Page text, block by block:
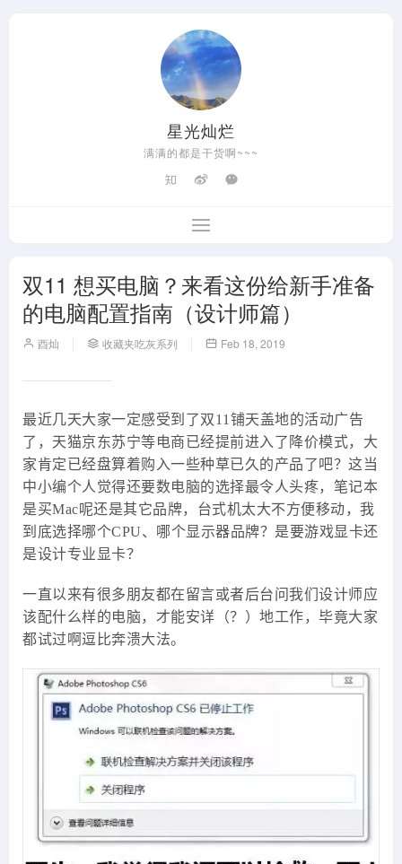
星光灿烂
满满的都是干货啊~~~
双11 想买电脑？来看这份给新手准备
的电脑配置指南（设计师篇）
酉灿 收藏夹吃灰系列 Feb 18, 2019
最近几天大家一定感受到了双11铺天盖地的活动广告
了，天猫京东苏宁等电商已经提前进入了降价模式，大
家肯定已经盘算着购入一些种草已久的产品了吧？这当
中小编个人觉得还要数电脑的选择最令人头疼，笔记本
是买Mac呢还是其它品牌，台式机太大不方便移动，我
到底选择哪个CPU、哪个显示器品牌？是要游戏显卡还
是设计专业显卡？
一直以来有很多朋友都在留言或者后台问我们设计师应
该配什么样的电脑，才能安详（？）地工作，毕竟大家
都试过啊逗比奔溃大法。